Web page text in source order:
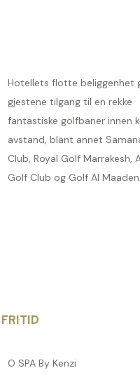
Hotellets flotte beliggenhet
gjestene tilgang til en rekke
fantastiske golfbaner innen
avstand, blant annet
Club, Royal Golf Marrakesh,
Golf Club og Golf Al Maaden.
O SPA By Kenzi